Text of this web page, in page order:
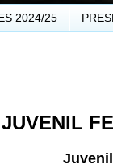
2024/25
JUVENIL